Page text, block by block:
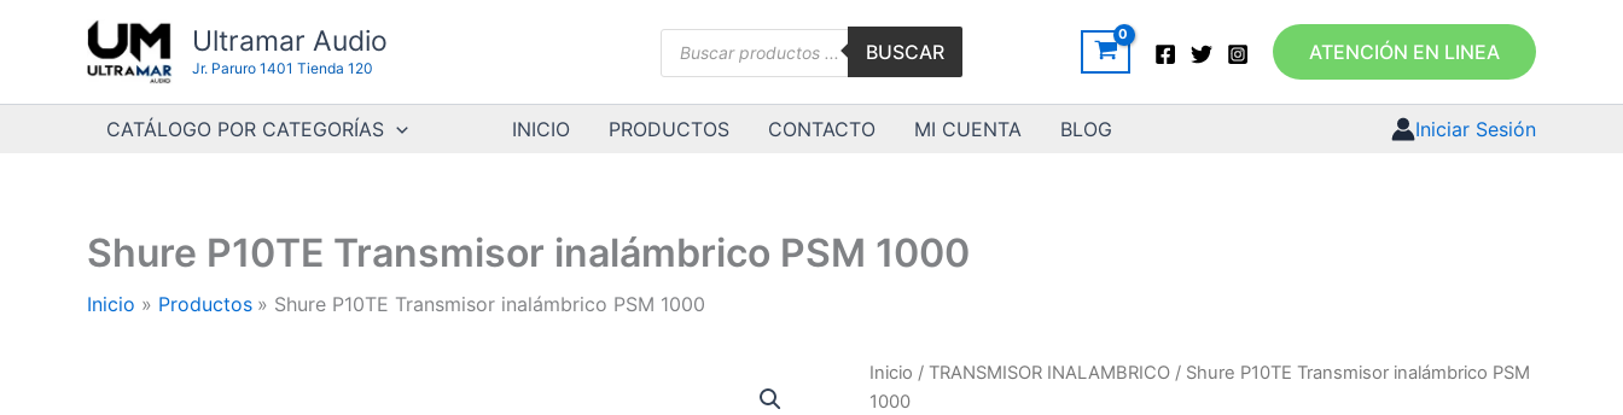
contenido
Ultramar Audio
Jr. Paruro 1401 Tienda 120
Búsqueda
BUSCAR ATENCIÓN EN LINEA
CATÁLOGO POR CATEGORÍAS INICIO PRODUCTOS CONTACTO MI CUENTA BLOG Iniciar Sesión
Shure P10TE Transmisor inalámbrico PSM 1000
Inicio Productos Shure P10TE Transmisor inalámbrico PSM 1000
Inicio / TRANSMISOR INALAMBRICO / Shure P10TE Transmisor inalámbrico PSM
1000
Shure
P10TE